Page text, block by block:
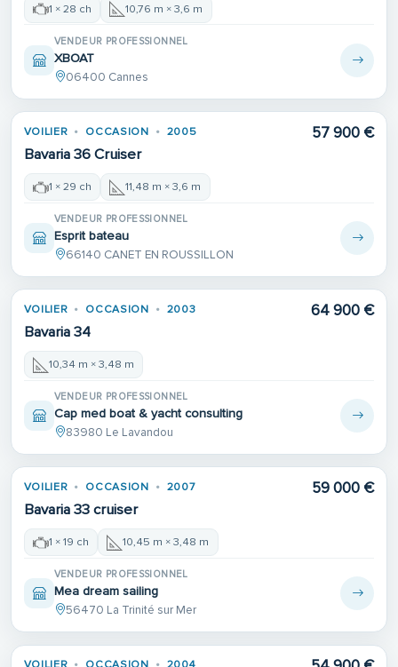
1 × 28 ch 10,76 m × 3,6 m
VENDEUR PROFESSIONNEL
XBOAT
06400 Cannes
VOILIER OCCASION 2005
Bavaria 36 Cruiser
57 900 €
1 × 29 ch 11,48 m × 3,6 m
VENDEUR PROFESSIONNEL
Esprit bateau
66140 CANET EN ROUSSILLON
VOILIER OCCASION 2003
Bavaria 34
64 900 €
10,34 m × 3,48 m
VENDEUR PROFESSIONNEL
Cap med boat & yacht consulting
83980 Le Lavandou
VOILIER OCCASION 2007
Bavaria 33 cruiser
59 000 €
1 × 19 ch 10,45 m × 3,48 m
VENDEUR PROFESSIONNEL
Mea dream sailing
56470 La Trinité sur Mer